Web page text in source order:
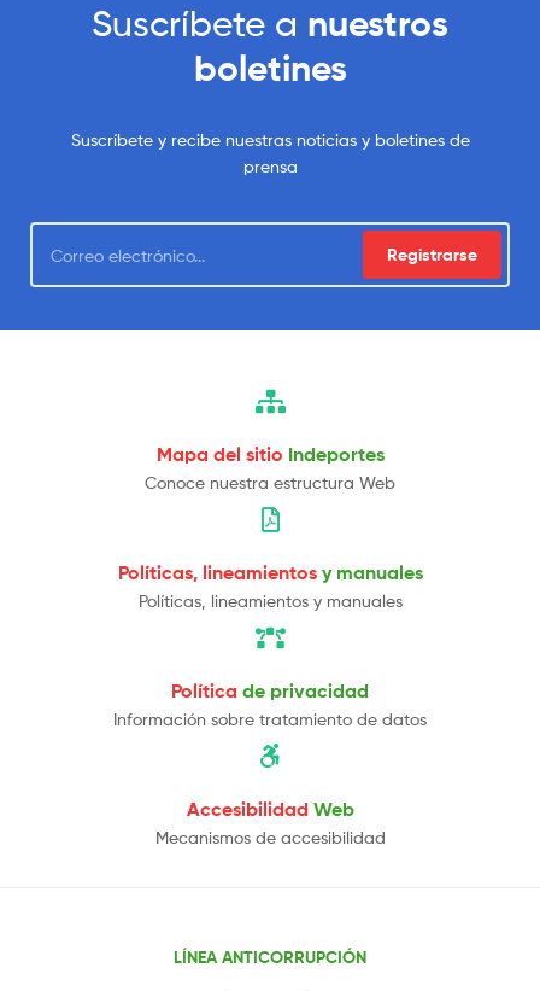
Suscríbete a nuestros
boletines
Suscríbete y recibe nuestras noticias y boletines de
prensa
Registrarse
Mapa del sitio Indeportes
Conoce nuestra estructura Web
Políticas, lineamientos y manuales
Políticas, lineamientos y manuales
Política de privacidad
Información sobre tratamiento de datos
Accesibilidad Web
Mecanismos de accesibilidad
LÍNEA ANTICORRUPCIÓN